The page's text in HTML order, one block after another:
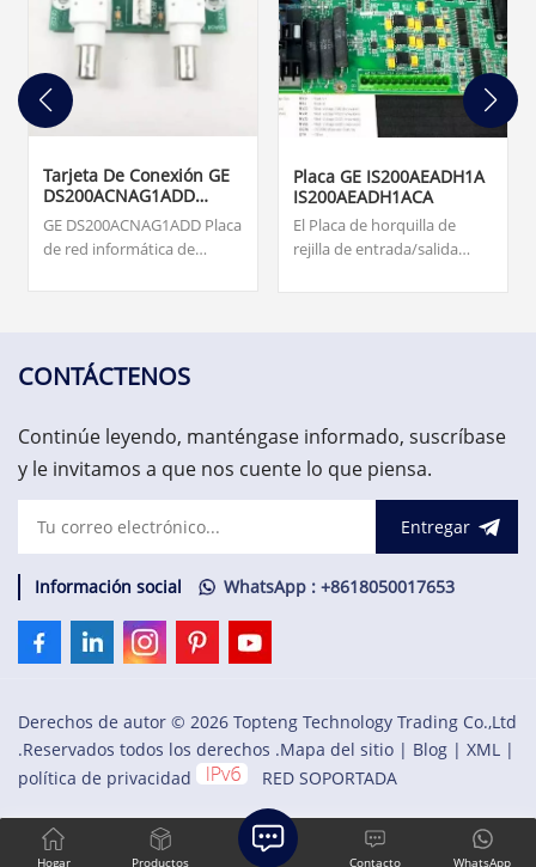
Tarjeta De Conexión GE
DS200ACNAG1ADD
ARCNET
GE DS200ACNAG1ADD Placa
de red informática de
(ARCNET). Origen... tarjetas,
sistema de protección de
activos. US$3.000,00
Placa GE IS200AEADH1A
IS200AEADH1ACA
El Placa de horquilla de
rejilla de entrada/salida
fabricado por la empresa
turbinas eólicas.
CONTÁCTENOS
Continúe leyendo, manténgase informado, suscríbase
y le invitamos a que nos cuente lo que piensa.
Entregar
Información social WhatsApp : +8618050017653
Derechos de autor © 2026 Topteng Technology Trading Co.,Ltd
.Reservados todos los derechos .Mapa del sitio | Blog | XML |
política de privacidad
RED SOPORTADA
Hogar Productos WhatsApp
Contacto